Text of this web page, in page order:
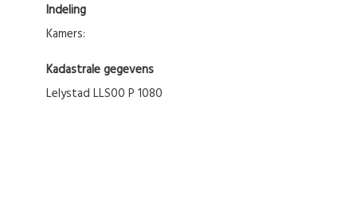
Indeling
Kamers:
Kadastrale gegevens
Lelystad LLS00 P 1080